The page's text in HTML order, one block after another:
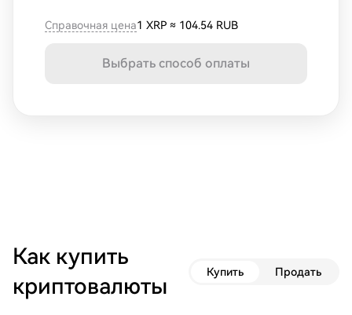
Справочная цена1 XRP ≈ 104.54 RUB
Выбрать способ оплаты
Как купить
криптовалюты
Купить Продать